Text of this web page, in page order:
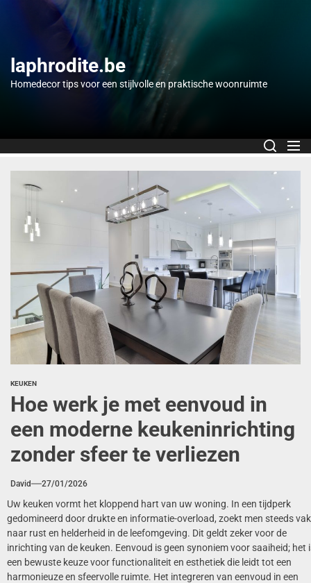
content
laphrodite.be
Homedecor tips voor een stijlvolle en praktische woonruimte
KEUKEN
Hoe werk je met eenvoud in
een moderne keukeninrichting
zonder sfeer te verliezen
David 27/01/2026
Uw keuken vormt het kloppend hart van uw woning. In een tijdperk
gedomineerd door drukte en informatie-overload, zoekt men steeds
naar rust en helderheid in de leefomgeving. Dit geldt zeker voor de
inrichting van de keuken. Eenvoud is geen synoniem voor saaiheid; het
een bewuste keuze voor functionaliteit en esthetiek die leidt tot een
harmonieuze en sfeervolle ruimte. Het integreren van eenvoud in een